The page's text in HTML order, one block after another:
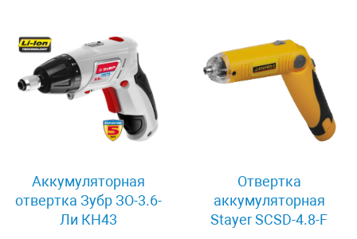
Аккумуляторная
отвертка Зубр ЗО-3.6-
Ли КН43
Отвертка
аккумуляторная
Stayer SCSD-4.8-F